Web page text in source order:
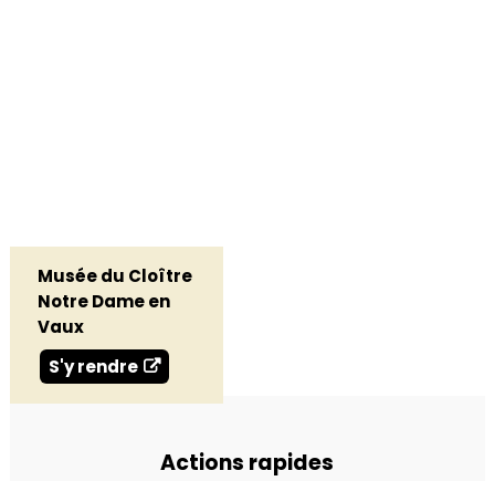
Musée du Cloître
Notre Dame en
Vaux
S'y rendre
Actions rapides